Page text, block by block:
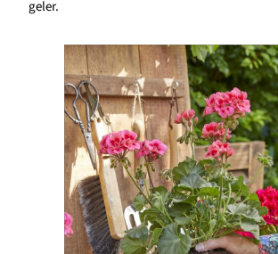
geler.